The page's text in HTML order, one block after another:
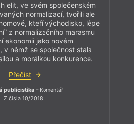
elit, ve svém společenském
normalizací, tvořili ale
kteří východisko, lépe
z normalizačního marasmu
ekonomii jako novém
v němž se společnost stala
a morálkou konkurence.
Přečíst
publicistika – Komentář
Z čísla 10/2018